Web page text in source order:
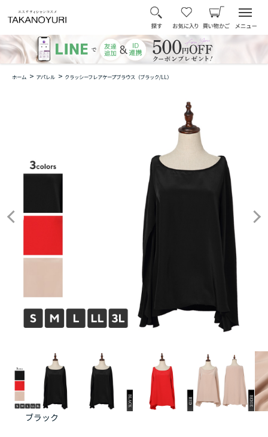
ホーム > アパレル > クラッシーフレアケープブラウス（ブラック/LL）
ブラック